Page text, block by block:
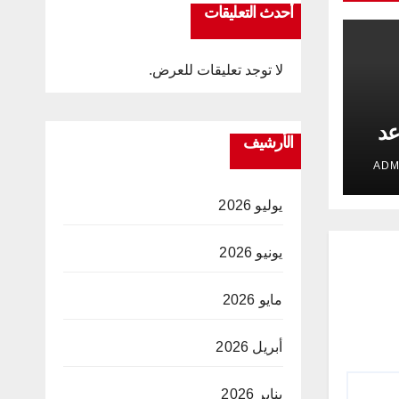
أحدث التعليقات
لا توجد تعليقات للعرض.
الأرشيف
يوليو 2026
يونيو 2026
مايو 2026
أبريل 2026
يناير 2026